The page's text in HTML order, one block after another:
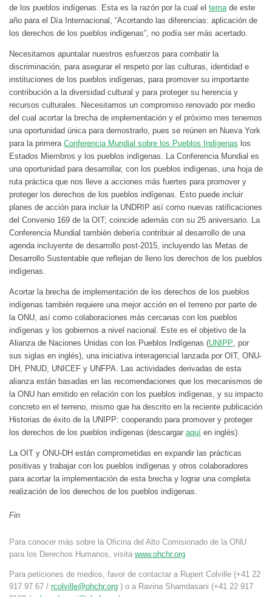
de los pueblos indígenas. Esta es la razón por la cual el tema de este
año para el Día Internacional, “Acortando las diferencias: aplicación de
los derechos de los pueblos indígenas”, no podía ser más acertado.
Necesitamos apuntalar nuestros esfuerzos para combatir la
discriminación, para asegurar el respeto por las culturas, identidad e
instituciones de los pueblos indígenas, para promover su importante
contribución a la diversidad cultural y para proteger su herencia y
recursos culturales. Necesitamos un compromiso renovado por medio
del cual acortar la brecha de implementación y el próximo mes tenemos
una oportunidad única para demostrarlo, pues se reúnen en Nueva York
para la primera Conferencia Mundial sobre los Pueblos Indígenas los
Estados Miembros y los pueblos indígenas. La Conferencia Mundial es
una oportunidad para desarrollar, con los pueblos indígenas, una hoja de
ruta práctica que nos lleve a acciones más fuertes para promover y
proteger los derechos de los pueblos indígenas. Esto puede incluir
planes de acción para incluir la UNDRIP así como nuevas ratificaciones
del Convenio 169 de la OIT; coincide además con su 25 aniversario. La
Conferencia Mundial también debería contribuir al desarrollo de una
agenda incluyente de desarrollo post-2015, incluyendo las Metas de
Desarrollo Sustentable que reflejan de lleno los derechos de los pueblos
indígenas.
Acortar la brecha de implementación de los derechos de los pueblos
indígenas también requiere una mejor acción en el terreno por parte de
la ONU, así como colaboraciones más cercanas con los pueblos
indígenas y los gobiernos a nivel nacional. Este es el objetivo de la
Alianza de Naciones Unidas con los Pueblos Indígenas (UNIPP , por
sus siglas en inglés), una iniciativa interagencial lanzada por OIT, ONU-
DH, PNUD, UNICEF y UNFPA. Las actividades derivadas de esta
alianza están basadas en las recomendaciones que los mecanismos de
la ONU han emitido en relación con los pueblos indígenas, y su impacto
concreto en el terreno, mismo que ha descrito en la reciente publicación
Historias de éxito de la UNIPP: cooperando para promover y proteger
los derechos de los pueblos indígenas (descargar aquí en inglés).
La OIT y ONU-DH están comprometidas en expandir las prácticas
positivas y trabajar con los pueblos indígenas y otros colaboradores
para acortar la implementación de esta brecha y lograr una completa
realización de los derechos de los pueblos indígenas.
Fin
Para conocer más sobre la Oficina del Alto Comisionado de la ONU
para los Derechos Humanos, visita www.ohchr.org
Para peticiones de medios, favor de contactar a Rupert Colville (+41 22
917 97 67 / rcolville@ohchr.org ) o a Ravina Shamdasani (+41 22 917